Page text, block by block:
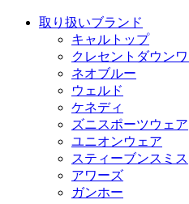
取り扱いブランド
キャルトップ
クレセントダウン
ネオブルー
ウェルド
ケネディ
ズニスポーツウェア
ユニオンウェア
スティーブンスミス
アワーズ
ガンホー